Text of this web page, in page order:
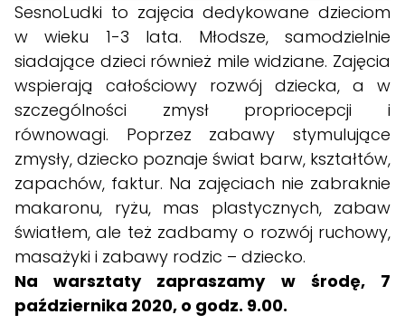
SesnoLudki to zajęcia dedykowane dzieciom
w wieku 1-3 lata. Młodsze, samodzielnie
siadające dzieci również mile widziane. Zajęcia
wspierają całościowy rozwój dziecka, a w
szczególności zmysł propriocepcji i
równowagi. Poprzez zabawy stymulujące
zmysły, dziecko poznaje świat barw, kształtów,
zapachów, faktur. Na zajęciach nie zabraknie
makaronu, ryżu, mas plastycznych, zabaw
światłem, ale też zadbamy o rozwój ruchowy,
masażyki i zabawy rodzic – dziecko.
Na warsztaty zapraszamy w środę, 7
października 2020, o godz. 9.00.